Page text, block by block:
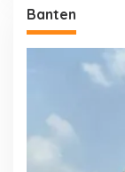
Banten